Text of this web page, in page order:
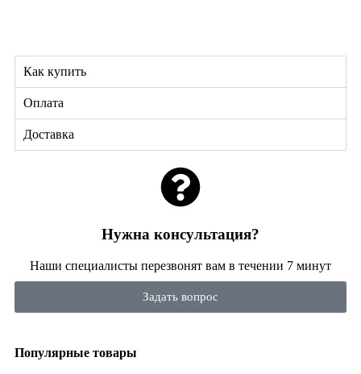
Как купить
Оплата
Доставка
Нужна консультация?
Наши специалисты перезвонят вам в течении 7 минут
Задать вопрос
Популярные товары